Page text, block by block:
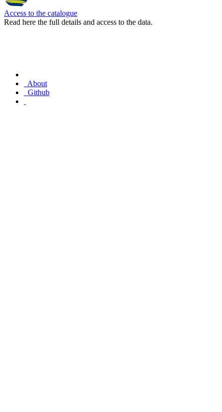
Access to the catalogue
Read here the full details and access to the data.
About
Github